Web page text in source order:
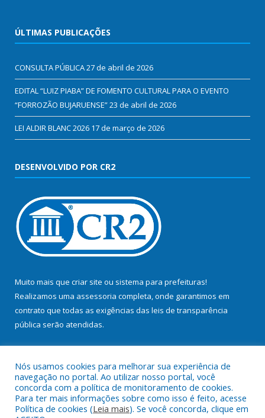
ÚLTIMAS PUBLICAÇÕES
CONSULTA PÚBLICA27 de abril de 2026
EDITAL “LUIZ PIABA” DE FOMENTO CULTURAL PARA O EVENTO
“FORROZÃO BUJARUENSE”23 de abril de 2026
LEI ALDIR BLANC 2026 17 de março de 2026
DESENVOLVIDO POR CR2
Muito mais que criar site ou sistema para prefeituras!
Realizamos uma assessoria completa, onde garantimos em
contrato que todas as exigências das leis de transparência
pública serão atendidas.
Todos os direitos reservados a Prefeitura Municipal de Bujaru.
Nós usamos cookies para melhorar sua experiência de
navegação no portal. Ao utilizar nosso portal, você
concorda com a política de monitoramento de cookies.
Para ter mais informações sobre como isso é feito, acesse
Política de cookies (Leia mais). Se você concorda, clique em